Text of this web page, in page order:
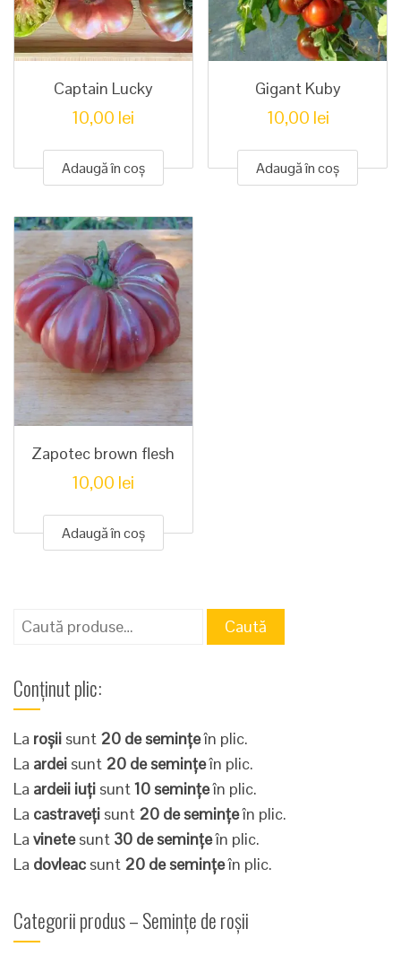
Captain Lucky
10,00 lei
Adaugă în coș
Gigant Kuby
10,00 lei
Adaugă în coș
Zapotec brown flesh
10,00 lei
Adaugă în coș
Caută
Caută
Conținut plic:
La roșii sunt 20 de semințeîn plic.
La ardei sunt 20 de semințeîn plic.
La ardeii iuți sunt 10 semințeîn plic.
La castraveți sunt 20 de semințeîn plic.
La vinetesunt 30 de semințeîn plic.
La dovleac sunt 20 de semințeîn plic.
Categorii produs – Semințe de roșii